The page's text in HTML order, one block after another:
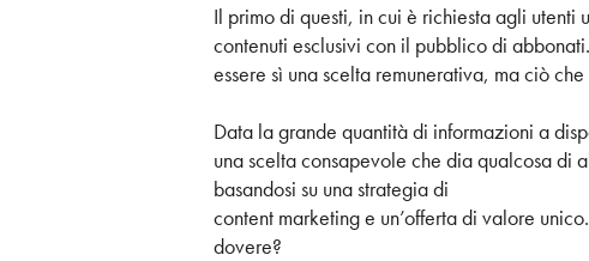
Il primo di questi, in cui è richiesta agli
contenuti esclusivi con il pubblico di
essere sì una scelta remunerativa, ma ciò
Data la grande quantità di informazioni a
una scelta consapevole che dia qualcosa di
basandosi su una strategia di
content marketing e un’offerta di valore
dovere?